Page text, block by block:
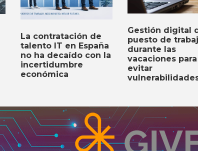
La contratación de
talento IT en España
no ha decaído con la
incertidumbre
económica
Gestión digital
puesto de
durante las
vacaciones para
evitar